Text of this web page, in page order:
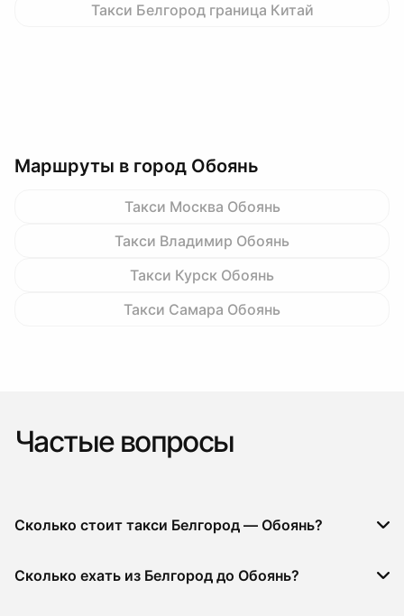
Такси Белгород граница Китай
Маршруты в город Обоянь
Такси Москва Обоянь
Такси Владимир Обоянь
Такси Курск Обоянь
Такси Самара Обоянь
Частые вопросы
Сколько стоит такси Белгород — Обоянь?
Сколько ехать из Белгород до Обоянь?